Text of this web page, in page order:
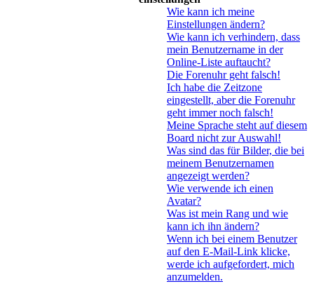
Wie kann ich meine
Einstellungen ändern?
Wie kann ich verhindern, dass
mein Benutzername in der
Online-Liste auftaucht?
Die Forenuhr geht falsch!
Ich habe die Zeitzone
eingestellt, aber die Forenuhr
geht immer noch falsch!
Meine Sprache steht auf diesem
Board nicht zur Auswahl!
Was sind das für Bilder, die bei
meinem Benutzernamen
angezeigt werden?
Wie verwende ich einen
Avatar?
Was ist mein Rang und wie
kann ich ihn ändern?
Wenn ich bei einem Benutzer
auf den E-Mail-Link klicke,
werde ich aufgefordert, mich
anzumelden.